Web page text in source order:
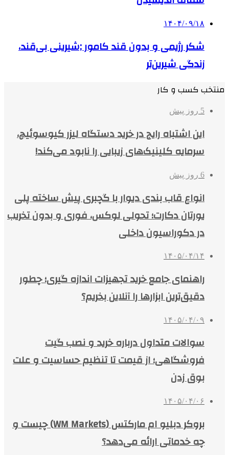
۱۴۰۴/۰۹/۱۸
شکر رژیمی و بدون قند کامور ;شیرینی بی‌قند،
زندگی شیرین‌تر
منتخب کسب و کار
5 روز پیش
این اشتباه رایج در خرید دستگاه لیزر کیوسوئیچ،
سرمایه کلینیک‌های زیبایی را نابود می‌کند!
6 روز پیش
انواع قاب بندی دیوار با گچبری پیش ساخته پلی
یورتان دکارت؛ تحولی لوکس، فوری و بدون تخریب
در دکوراسیون داخلی
۱۴۰۵/۰۴/۱۴
راهنمای جامع خرید تجهیزات اندازه گیری؛ چطور
دقیق‌ترین ابزارها را آنلاین بخریم؟
۱۴۰۵/۰۴/۰۹
سوالات متداول درباره خرید و نصب گیت
فروشگاهی؛ از قیمت تا تنظیم حساسیت و علت
بوق زدن
۱۴۰۵/۰۴/۰۶
بروکر دبلیو ام مارکتس (WM Markets) چیست و
چه خدماتی ارائه می‌دهد؟